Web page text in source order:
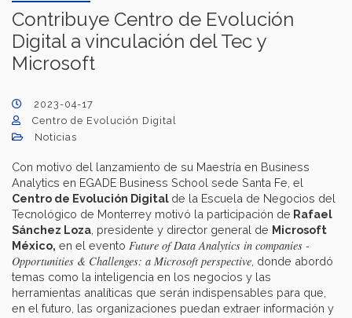
Contribuye Centro de Evolución
Digital a vinculación del Tec y
Microsoft
2023-04-17
Centro de Evolución Digital
Noticias
Con motivo del lanzamiento de su Maestría en Business
Analytics en EGADE Business School sede Santa Fe, el
Centro de Evolución Digital de la Escuela de Negocios del
Tecnológico de Monterrey motivó la participación de Rafael
Sánchez Loza , presidente y director general de Microsoft
México, en el evento Future of Data Analytics in companies -
Opportunities & Challenges: a Microsoft perspective , donde abordó
temas como la inteligencia en los negocios y las
herramientas analíticas que serán indispensables para que,
en el futuro, las organizaciones puedan extraer información y